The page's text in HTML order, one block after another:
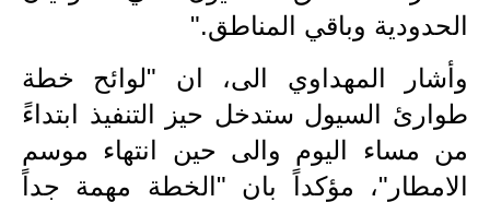
المرحلة الابتدائية
المرحلة المتوسطة
المرحلة الاعدادية
الجامعات
الحدودية وباقي المناطق".
وأشار المهداوي الى، ان "لوائح خطة
طوارئ السيول ستدخل حيز التنفيذ ابتداءً
من مساء اليوم والى حين انتهاء موسم
الامطار"، مؤكداً بان "الخطة مهمة جداً